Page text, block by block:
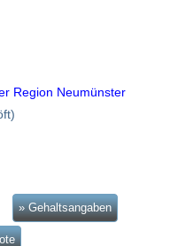
Region Neumünster
» Gehaltsangaben